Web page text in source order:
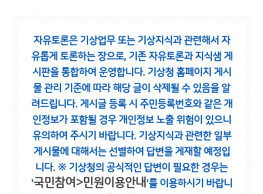
자유토론은 기상업무 또는 기상지식과 관련해서 자
유롭게 토론하는 장으로, 기존 자유토론과 지식샘 게
시판을 통합하여 운영합니다. 기상청 홈페이지 게시
물 관리 기준에 따라 해당 글이 삭제될 수 있음을 알
려드립니다. 게시글 등록 시 주민등록번호와 같은 개
인정보가 포함될 경우 개인정보 노출 위험이 있으니
유의하여 주시기 바랍니다. 기상지식과 관련한 일부
게시물에 대해서는 선별하여 답변을 게재할 예정입
니다. ※ 기상청의 공식적인 답변이 필요한 경우는
'국민참여>민원이용안내 '를 이용하시기 바랍니